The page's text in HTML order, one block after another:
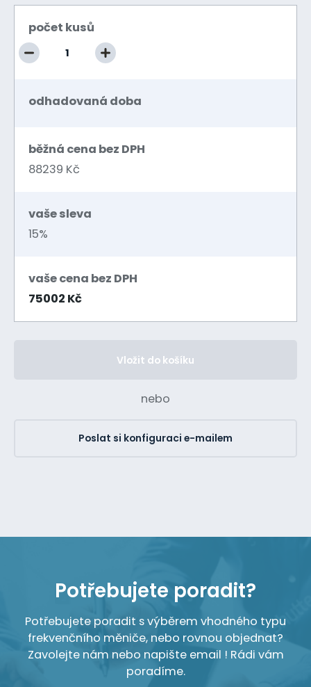
počet kusů
odhadovaná doba
běžná cena bez DPH
88239 Kč
vaše sleva
15%
vaše cena bez DPH
75002 Kč
Vložit do košíku
nebo
Poslat si konfiguraci e-mailem
Potřebujete poradit?
Potřebujete poradit s výběrem vhodného typu
frekvenčního měniče, nebo rovnou objednat?
Zavolejte nám nebo napište email ! Rádi vám
poradíme.